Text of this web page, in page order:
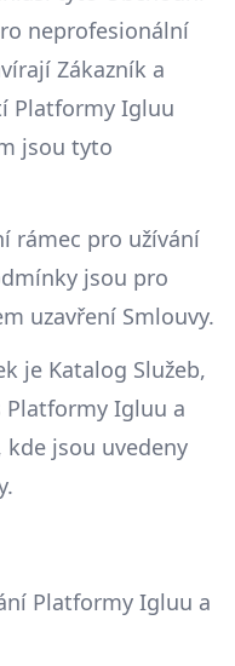
neprofesionální
Zákazník a
Platformy Igluu
jsou tyto
rámec pro užívání
jsou pro
uzavření Smlouvy.
je Katalog Služeb,
Igluu a
kde jsou uvedeny
Platformy Igluu a